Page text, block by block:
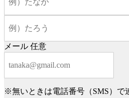
メール 任意
※無いときは電話番号（SMS）で